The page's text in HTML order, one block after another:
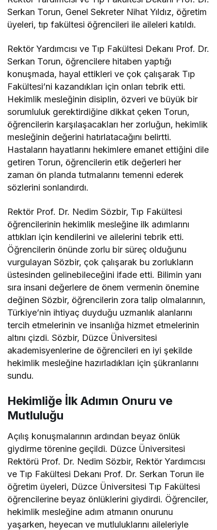
Serkan Torun, Genel Sekreter Nihat Yıldız, öğretim
üyeleri, tıp fakültesi öğrencileri ile aileleri katıldı.
Rektör Yardımcısı ve Tıp Fakültesi Dekanı Prof. Dr.
Serkan Torun, öğrencilere hitaben yaptığı
konuşmada, hayal ettikleri ve çok çalışarak Tıp
Fakültesi’ni kazandıkları için onları tebrik etti.
Hekimlik mesleğinin disiplin, özveri ve büyük bir
sorumluluk gerektirdiğine dikkat çeken Torun,
öğrencilerin karşılaşacakları her zorluğun, hekimlik
mesleğinin değerini hatırlatacağını belirtti.
Hastaların hayatlarını hekimlere emanet ettiğini dile
getiren Torun, öğrencilerin etik değerleri her
zaman ön planda tutmalarını temenni ederek
sözlerini sonlandırdı.
Rektör Prof. Dr. Nedim Sözbir, Tıp Fakültesi
öğrencilerinin hekimlik mesleğine ilk adımlarını
attıkları için kendilerini ve ailelerini tebrik etti.
Öğrencilerin önünde zorlu bir süreç olduğunu
vurgulayan Sözbir, çok çalışarak bu zorlukların
üstesinden gelinebileceğini ifade etti. Bilimin yanı
sıra insani değerlere de önem vermenin önemine
değinen Sözbir, öğrencilerin zora talip olmalarının,
Türkiye’nin ihtiyaç duyduğu uzmanlık alanlarını
tercih etmelerinin ve insanlığa hizmet etmelerinin
altını çizdi. Sözbir, Düzce Üniversitesi
akademisyenlerine de öğrencileri en iyi şekilde
hekimlik mesleğine hazırladıkları için şükranlarını
sundu.
Hekimliğe İlk Adımın Onuru ve
Mutluluğu
Açılış konuşmalarının ardından beyaz önlük
giydirme törenine geçildi. Düzce Üniversitesi
Rektörü Prof. Dr. Nedim Sözbir, Rektör Yardımcısı
ve Tıp Fakültesi Dekanı Prof. Dr. Serkan Torun ile
öğretim üyeleri, Düzce Üniversitesi Tıp Fakültesi
öğrencilerine beyaz önlüklerini giydirdi. Öğrenciler,
hekimlik mesleğine adım atmanın onurunu
yaşarken, heyecan ve mutluluklarını aileleriyle